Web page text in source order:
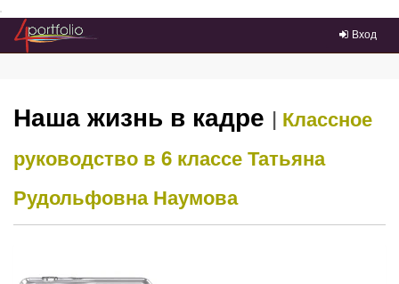
Преейти на главное меню
Вход
Наша жизнь в кадре | Классное
руководство в 6 классеТатьяна
Рудольфовна Наумова